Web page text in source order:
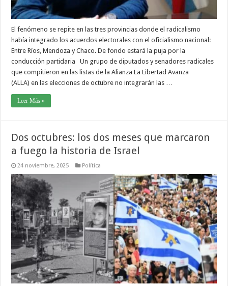
El fenómeno se repite en las tres provincias donde el radicalismo
había integrado los acuerdos electorales con el oficialismo nacional:
Entre Ríos, Mendoza y Chaco. De fondo estará la puja por la
conducción partidaria Un grupo de diputados y senadores radicales
que compitieron en las listas de la Alianza La Libertad Avanza
(ALLA) en las elecciones de octubre no integrarán las …
Leer Más »
Dos octubres: los dos meses que marcaron
a fuego la historia de Israel
24 noviembre, 2025 Política